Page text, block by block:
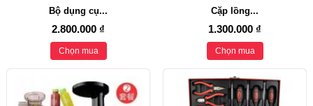
Bộ dụng cụ...
2.800.000 ₫
Chọn mua
Cặp lồng...
1.300.000 ₫
Chọn mua